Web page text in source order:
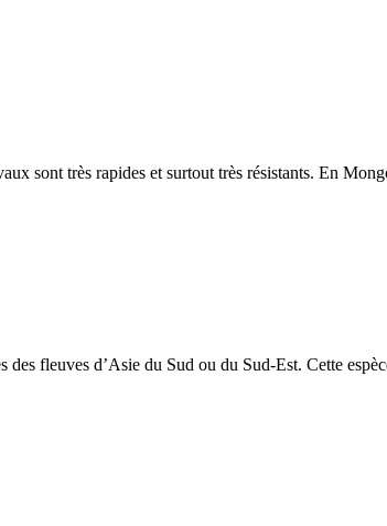
sont très rapides et surtout très résistants. En
fleuves d’Asie du Sud ou du Sud-Est. Cette